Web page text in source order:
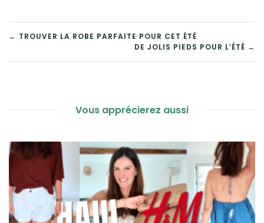
NAVIGATION
DE
← TROUVER LA ROBE PARFAITE POUR CET ÉTÉ
DE JOLIS PIEDS POUR L’ÉTÉ →
Vous apprécierez aussi